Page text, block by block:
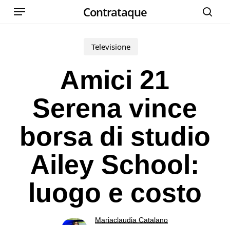
Skip
Contrataque
Menu
Televisione
Amici 21
Serena vince
borsa di studio
Ailey School:
luogo e costo
Mariaclaudia Catalano